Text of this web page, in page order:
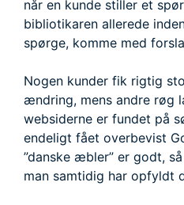
når en kunde stiller et
bibliotikaren allerede
spørge, komme med
Nogen kunder fik rigtig
ændring, mens andre røg
websiderne er fundet på
endeligt fået overbevist
”danske æbler” er godt,
man samtidig har opfyldt